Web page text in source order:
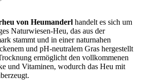
von Heumanderl handelt es sich um
Naturwiesen-Heu, das aus der
stammt und in einer naturnahen
und pH-neutralem Gras hergestellt
ermöglicht den vollkommenen
und Vitaminen, wodurch das Heu mit